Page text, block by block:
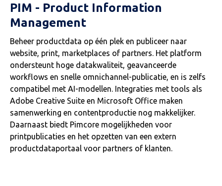
PIM - Product Information
Management
Beheer productdata op één plek en publiceer naar
website, print, marketplaces of partners. Het platform
ondersteunt hoge datakwaliteit, geavanceerde
workflows en snelle omnichannel-publicatie, en is zelfs
compatibel met AI-modellen. Integraties met tools als
Adobe Creative Suite en Microsoft Office maken
samenwerking en contentproductie nog makkelijker.
Daarnaast biedt Pimcore mogelijkheden voor
printpublicaties en het opzetten van een extern
productdataportaal voor partners of klanten.